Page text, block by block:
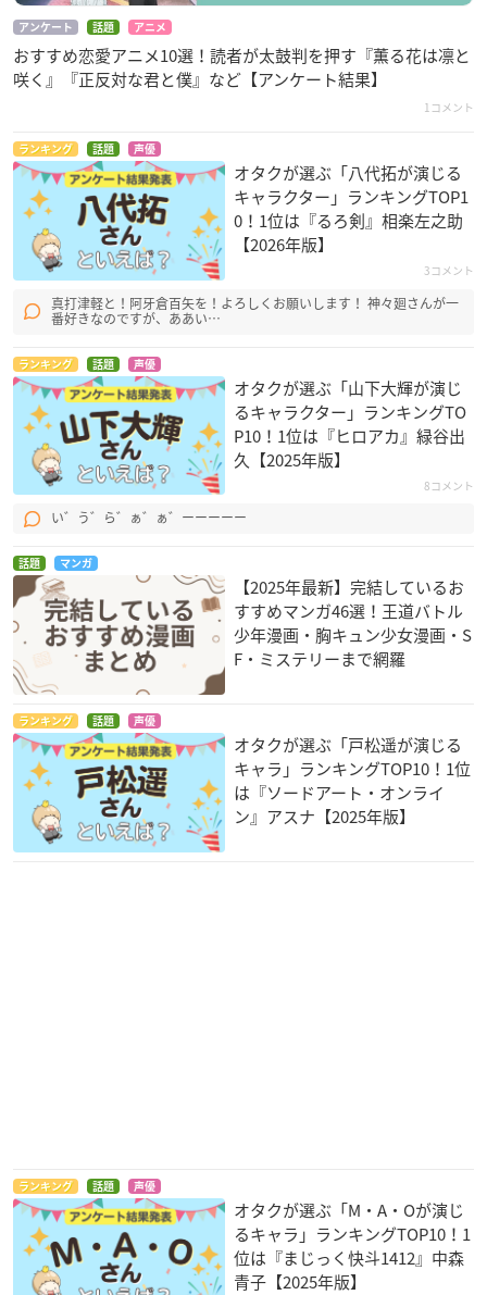
アンケート 話題 アニメ
おすすめ恋愛アニメ10選！読者が太鼓判を押す『薫る花は凛と
咲く』『正反対な君と僕』など【アンケート結果】
1コメント
ランキング 話題 声優
オタクが選ぶ「八代拓が演じる
キャラクター」ランキングTOP1
0！1位は『るろ剣』相楽左之助
【2026年版】
3コメント
真打津軽と！阿牙倉百矢を！よろしくお願いします！ 神々廻さんが一
番好きなのですが、ああい…
ランキング 話題 声優
オタクが選ぶ「山下大輝が演じ
るキャラクター」ランキングTO
P10！1位は『ヒロアカ』緑谷出
久【2025年版】
8コメント
い゛う゛ら゛ぁ゛ぁ゛ーーーーー
話題 マンガ
【2025年最新】完結しているお
すすめマンガ46選！王道バトル
少年漫画・胸キュン少女漫画・S
F・ミステリーまで網羅
ランキング 話題 声優
オタクが選ぶ「戸松遥が演じる
キャラ」ランキングTOP10！1位
は『ソードアート・オンライ
ン』アスナ【2025年版】
ランキング 話題 声優
オタクが選ぶ「M・A・Oが演じ
るキャラ」ランキングTOP10！1
位は『まじっく快斗1412』中森
青子【2025年版】